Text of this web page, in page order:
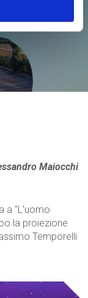
Maiocchi
a "L’uomo
la proiezione
Temporelli